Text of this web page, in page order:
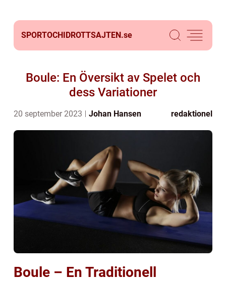
SPORTOCHIDROTTSAJTEN.se
Boule: En Översikt av Spelet och
dess Variationer
20 september 2023 Johan Hansen redaktionel
Boule – En Traditionell